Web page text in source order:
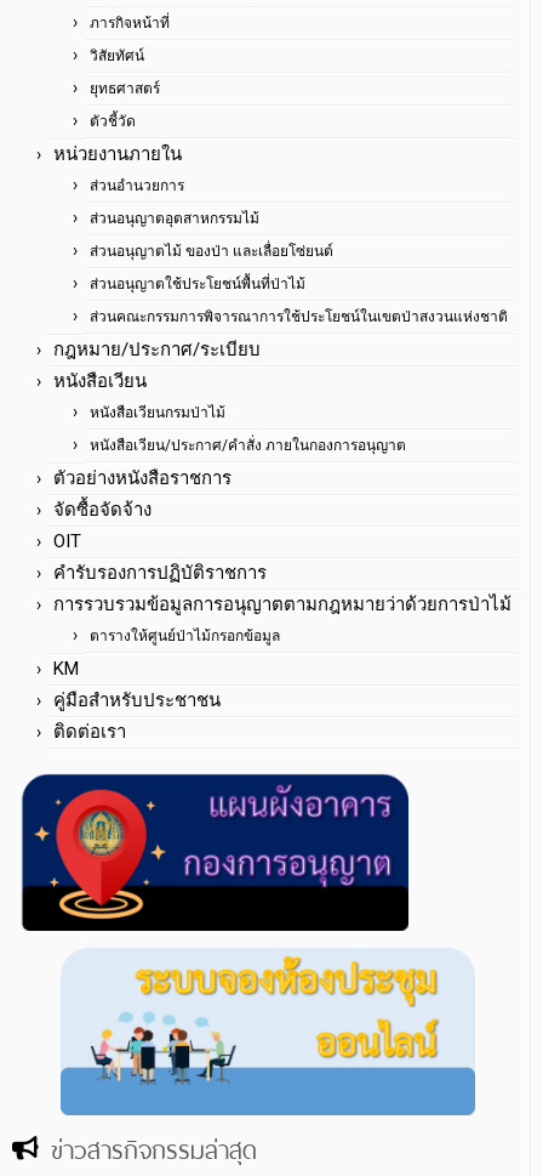
ภารกิจหน้าที่
วิสัยทัศน์
ยุทธศาสตร์
ตัวชี้วัด
หน่วยงานภายใน
ส่วนอำนวยการ
ส่วนอนุญาตอุตสาหกรรมไม้
ส่วนอนุญาตไม้ ของป่า และเลื่อยโซ่ยนต์
ส่วนอนุญาตใช้ประโยชน์พื้นที่ป่าไม้
ส่วนคณะกรรมการพิจารณาการใช้ประโยชน์ในเขตป่าสงวนแห่งชาติ
กฎหมาย/ประกาศ/ระเบียบ
หนังสือเวียน
หนังสือเวียนกรมป่าไม้
หนังสือเวียน/ประกาศ/คำสั่ง ภายในกองการอนุญาต
ตัวอย่างหนังสือราชการ
จัดซื้อจัดจ้าง
OIT
คำรับรองการปฏิบัติราชการ
การรวบรวมข้อมูลการอนุญาตตามกฎหมายว่าด้วยการป่าไม้
ตารางให้ศูนย์ป่าไม้กรอกข้อมูล
KM
คู่มือสำหรับประชาชน
ติดต่อเรา
ข่าวสารกิจกรรมล่าสุด